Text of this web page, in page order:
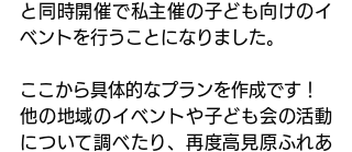
と同時開催で私主催の子ども向けのイ
ベントを行うことになりました。
ここから具体的なプランを作成です！
他の地域のイベントや子ども会の活動
について調べたり、再度高見原ふれあ